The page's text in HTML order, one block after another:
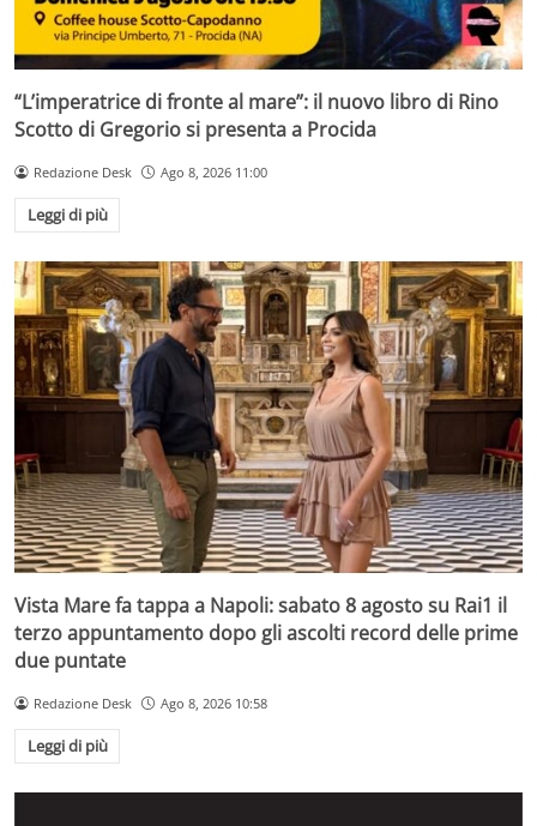
“L’imperatrice di fronte al mare”: il nuovo libro di Rino
Scotto di Gregorio si presenta a Procida
Redazione Desk Ago 8, 2026 11:00
Leggi di più
Vista Mare fa tappa a Napoli: sabato 8 agosto su Rai1 il
terzo appuntamento dopo gli ascolti record delle prime
due puntate
Redazione Desk Ago 8, 2026 10:58
Leggi di più